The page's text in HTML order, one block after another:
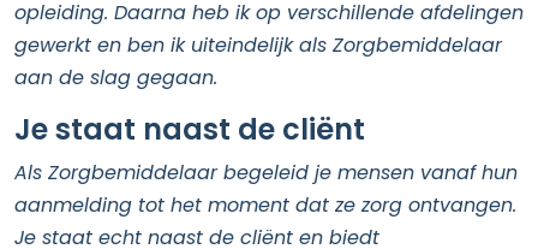
opleiding. Daarna heb ik op verschillende afdelingen
gewerkt en ben ik uiteindelijk als Zorgbemiddelaar
aan de slag gegaan.
Je staat naast de cliënt
Als Zorgbemiddelaar begeleid je mensen vanaf hun
aanmelding tot het moment dat ze zorg ontvangen.
Je staat echt naast de cliënt en biedt